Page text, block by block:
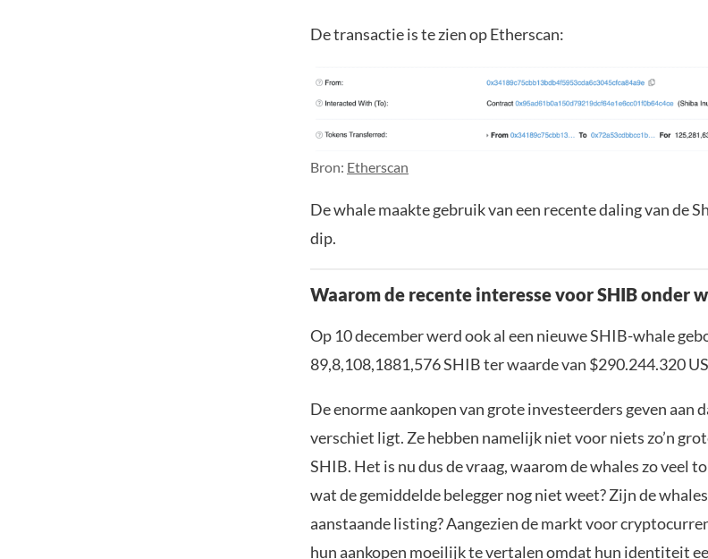
De transactie is te zien op Etherscan:
Bron: Etherscan
De whale maakte gebruik van een recente daling van de
dip.
Waarom de recente interesse voor SHIB onder
Op 10 december werd ook al een nieuwe SHIB-whale
89,8,108,1881,576 SHIB ter waarde van $290.244.320
De enorme aankopen van grote investeerders geven aan
verschiet ligt. Ze hebben namelijk niet voor niets zo’n
SHIB. Het is nu dus de vraag, waarom de whales zo veel
wat de gemiddelde belegger nog niet weet? Zijn de
aanstaande listing? Aangezien de markt voor
hun aankopen moeilijk te vertalen omdat hun identiteit